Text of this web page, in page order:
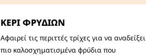
ΚΕΡΙ ΦΡΥΔΙΩΝ
Αφαιρεί τις περιττές τρίχες για να αναδείξει
πιο καλοσχηματισμένα φρύδια που